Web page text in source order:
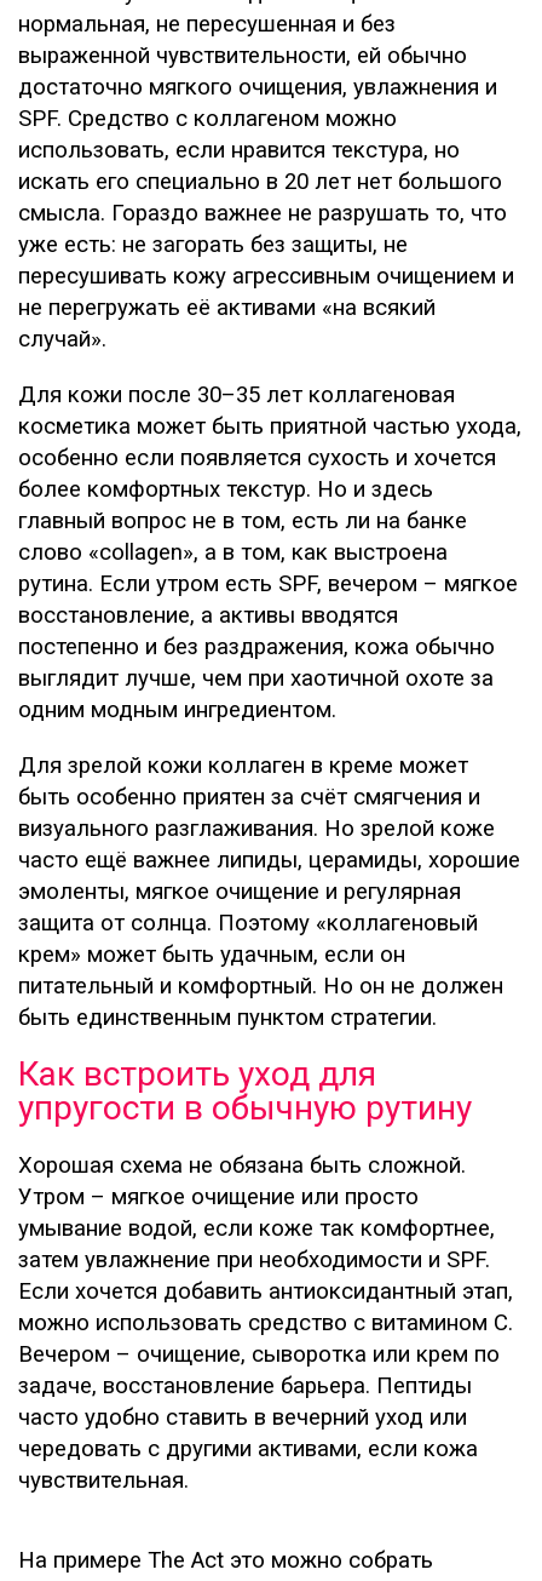
нормальная, не пересушенная и без
выраженной чувствительности, ей обычно
достаточно мягкого очищения, увлажнения и
SPF. Средство с коллагеном можно
использовать, если нравится текстура, но
искать его специально в 20 лет нет большого
смысла. Гораздо важнее не разрушать то, что
уже есть: не загорать без защиты, не
пересушивать кожу агрессивным очищением и
не перегружать её активами «на всякий
случай».
Для кожи после 30–35 лет коллагеновая
косметика может быть приятной частью ухода,
особенно если появляется сухость и хочется
более комфортных текстур. Но и здесь
главный вопрос не в том, есть ли на банке
слово «collagen», а в том, как выстроена
рутина. Если утром есть SPF, вечером – мягкое
восстановление, а активы вводятся
постепенно и без раздражения, кожа обычно
выглядит лучше, чем при хаотичной охоте за
одним модным ингредиентом.
Для зрелой кожи коллаген в креме может
быть особенно приятен за счёт смягчения и
визуального разглаживания. Но зрелой коже
часто ещё важнее липиды, церамиды, хорошие
эмоленты, мягкое очищение и регулярная
защита от солнца. Поэтому «коллагеновый
крем» может быть удачным, если он
питательный и комфортный. Но он не должен
быть единственным пунктом стратегии.
Как встроить уход для
упругости в обычную рутину
Хорошая схема не обязана быть сложной.
Утром – мягкое очищение или просто
умывание водой, если коже так комфортнее,
затем увлажнение при необходимости и SPF.
Если хочется добавить антиоксидантный этап,
можно использовать средство с витамином C.
Вечером – очищение, сыворотка или крем по
задаче, восстановление барьера. Пептиды
часто удобно ставить в вечерний уход или
чередовать с другими активами, если кожа
чувствительная.
На примере The Act это можно собрать